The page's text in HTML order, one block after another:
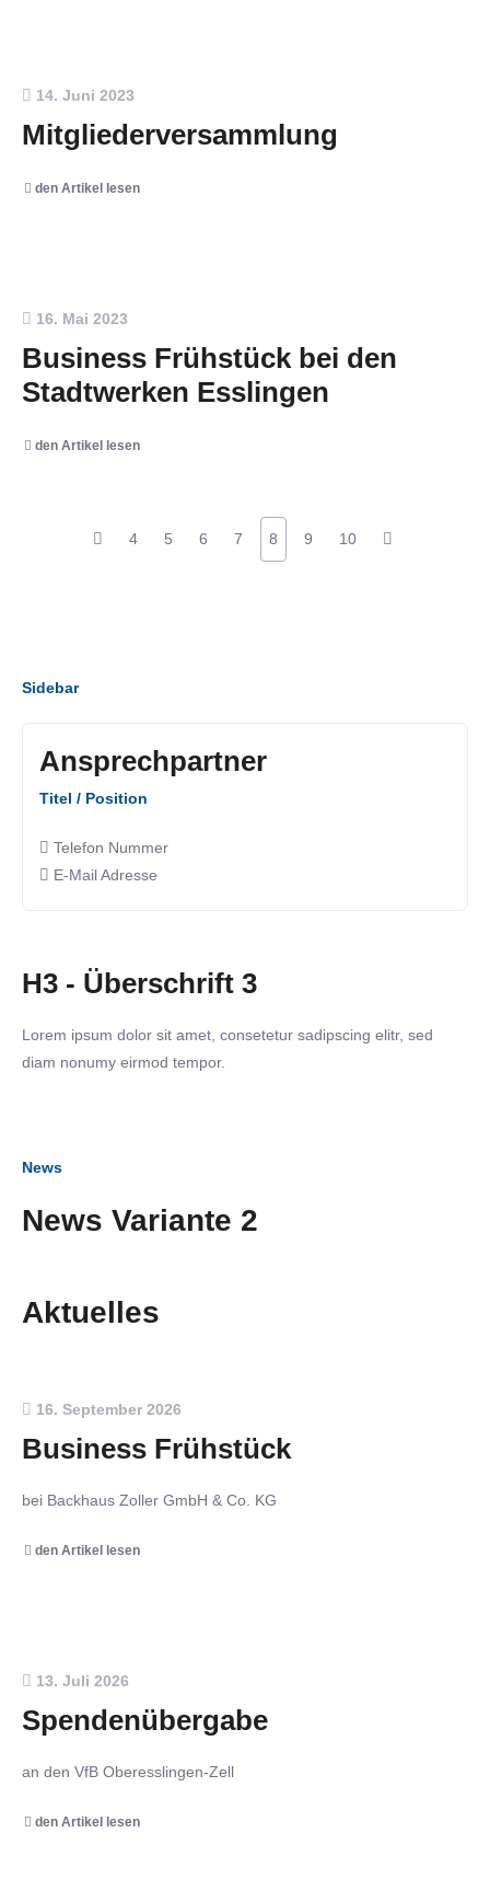
14. Juni 2023
Mitgliederversammlung
den Artikel lesen
16. Mai 2023
Business Frühstück bei den
Stadtwerken Esslingen
den Artikel lesen
4 5 6 7 8 9 10
Sidebar
Ansprechpartner
Titel / Position
Telefon Nummer
E-Mail Adresse
H3 - Überschrift 3
Lorem ipsum dolor sit amet, consetetur sadipscing elitr, sed
diam nonumy eirmod tempor.
News
News Variante 2
Aktuelles
16. September 2026
Business Frühstück
bei Backhaus Zoller GmbH & Co. KG
den Artikel lesen
13. Juli 2026
Spendenübergabe
an den VfB Oberesslingen-Zell
den Artikel lesen